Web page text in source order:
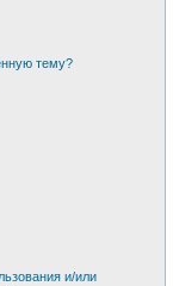
тему?
и/или